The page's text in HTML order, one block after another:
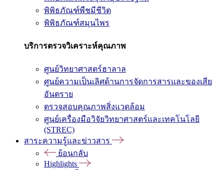
พิพิธภัณฑ์พืชมีชีวิต
พิพิธภัณฑ์สมุนไพร
บริการตรวจวิเคราะห์คุณภาพ
ศูนย์วิทยาศาสตร์ฮาลาล
ศูนย์ความเป็นเลิศด้านการจัดการสารและของเสีย
อันตราย
ตรวจสอบคุณภาพสิ่งแวดล้อม
ศูนย์เครื่องมือวิจัยวิทยาศาสตร์และเทคโนโลยี
(STREC)
สาระความรู้และข่าวสาร
ย้อนกลับ
Highlights